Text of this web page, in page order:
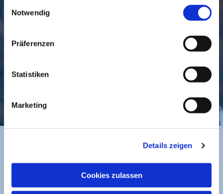
Notwendig
Präferenzen
Statistiken
Marketing
Details zeigen
Cookies zulassen
BANKVERBINDUNG
Sparkasse zu Lübeck